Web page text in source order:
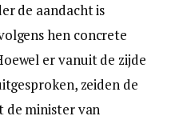
de aandacht is
hen concrete
er vanuit de zijde
zeiden de
de minister van